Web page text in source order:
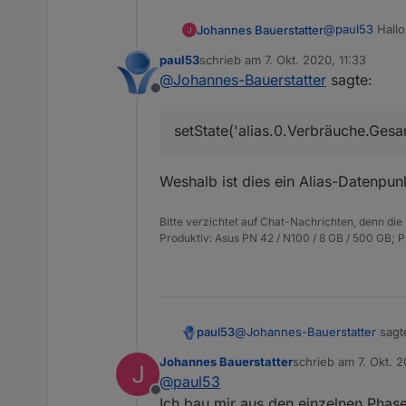
Johannes Bauerstatter@paul53
Warum
on(EG,
+
-
Unter
Offline
paul53schrieb am 7. Okt. 2020, 11:33
zuletzt editiert von
@Johannes-Bauerstatter sagte:
Weshalb ist dies ein Alias-
Bitte verzichtet auf Chat-Nachrichten, denn die
Produktiv: Asus PN 42 / N100 / 8 GB / 500 GB;
paul53@Johannes-Bauerstatter
Offline
Johannes Bauerstatterschrieb am 7. Okt.
zuletzt editiert von
@paul53